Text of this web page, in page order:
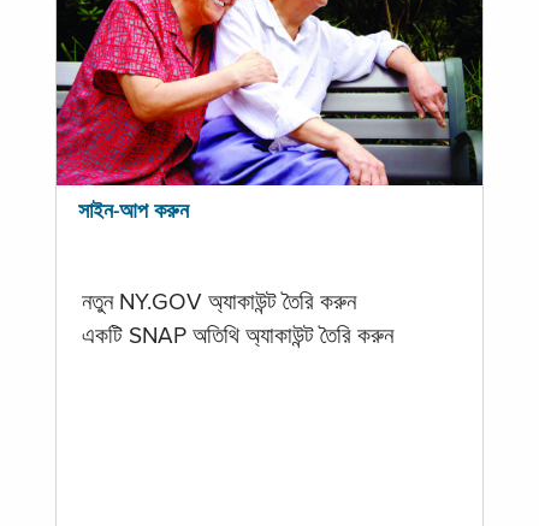
সাইন-আপ করুন
নতুন NY.GOV অ্যাকাউন্ট তৈরি করুন
একটি SNAP অতিথি অ্যাকাউন্ট তৈরি করুন